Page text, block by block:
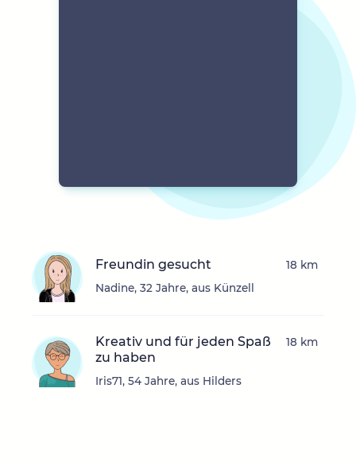
Freundin gesucht
Nadine, 32 Jahre, aus Künzell
18 km
Kreativ und für jeden Spaß
zu haben
Iris71, 54 Jahre, aus Hilders
18 km